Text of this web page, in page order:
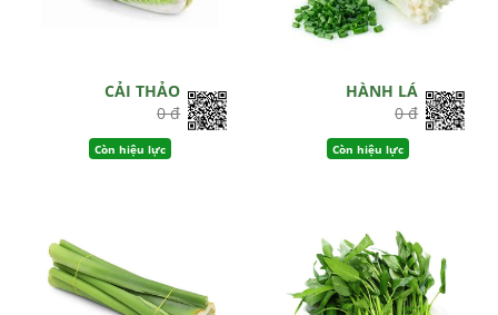
CẢI THẢO
0 đ
Còn hiệu lực
HÀNH LÁ
0 đ
Còn hiệu lực